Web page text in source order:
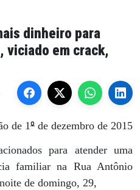
dinheiro para
viciado em crack,
de 1º de dezembro de 2015
para atender uma
familiar na Rua Antônio
de domingo, 29,